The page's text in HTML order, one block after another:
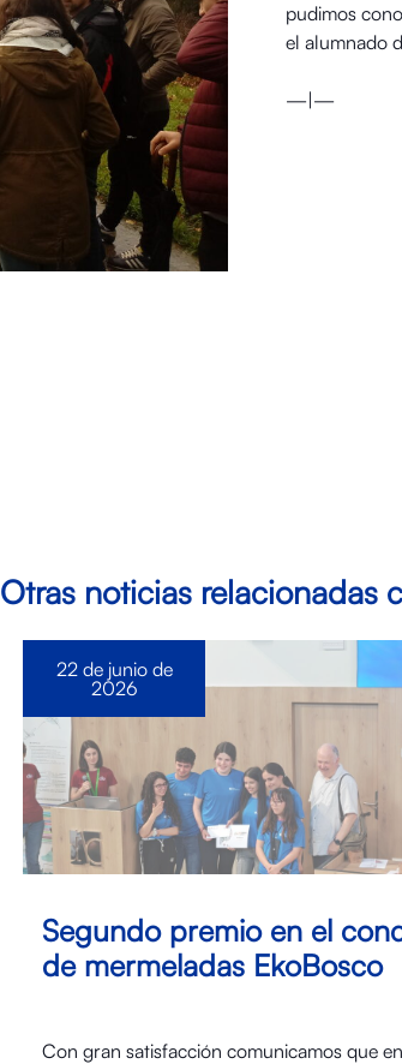
pudimos
el alumnado
—|—
Otras noticias relacionadas
Segundo premio en el
de mermeladas EkoBosco
Con gran satisfacción comunicamos que
22 de junio de
2026